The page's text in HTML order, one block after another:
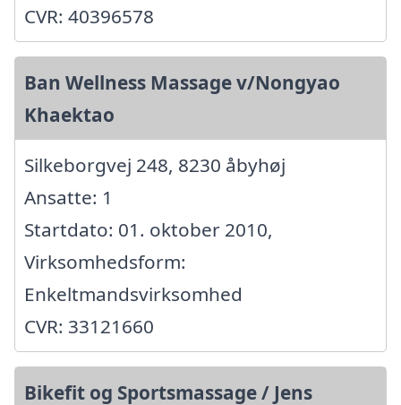
CVR: 40396578
Ban Wellness Massage v/Nongyao
Khaektao
Silkeborgvej 248, 8230 åbyhøj
Ansatte: 1
Startdato: 01. oktober 2010,
Virksomhedsform:
Enkeltmandsvirksomhed
CVR: 33121660
Bikefit og Sportsmassage / Jens